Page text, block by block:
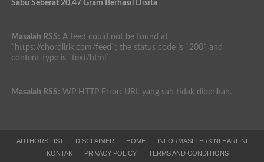
Sabu Seberat 20,47 Gram Berhasil Disita
Masalah RSS: A feed could not be found at
`https://chordlirik.com/feed`; the status code is `200` and
content-type is `text/html`
Masalah RSS: WP HTTP Error: URL yang sah tidak diberikan.
AUTHORS LIST DISCLAIMER HOME
INFORMASI TERKINI HARI INI
KONTAK
PRIVACY POLICY TERMS AND CONDITIONS